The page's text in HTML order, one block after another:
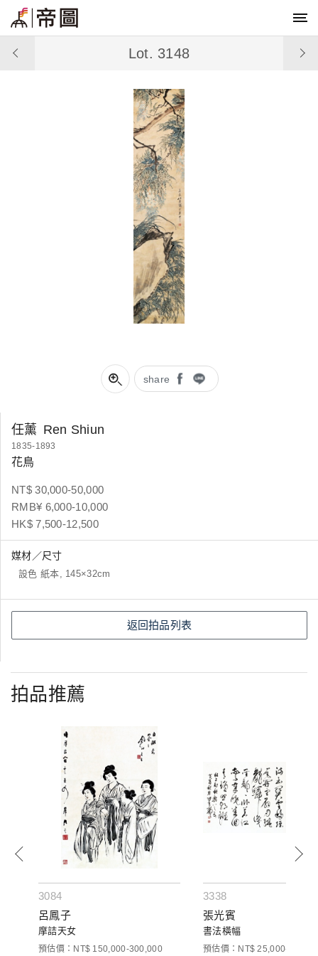
share
Lot. 3148
任薰 Ren Shiun
1835-1893
花鳥
NT$ 30,000-50,000
RMB¥ 6,000-10,000
HK$ 7,500-12,500
媒材／尺寸
設色 紙本, 145×32cm
返回拍品列表
拍品推薦
3084
呂鳳子
摩詰天女
預估價：NT$ 150,000-300,000
3338
張光賓
書法橫幅
預估價：NT$ 25,000-40,000